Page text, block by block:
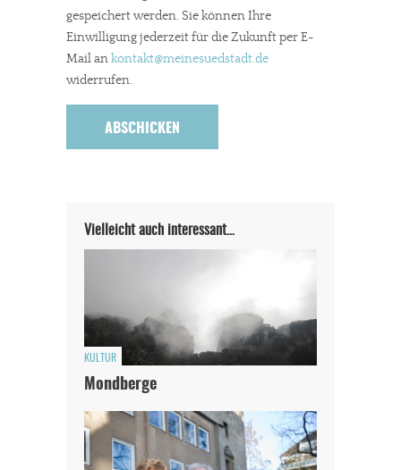
gespeichert werden. Sie können Ihre
Einwilligung jederzeit für die Zukunft per E-
Mail ankontakt@meinesuedstadt.de
widerrufen.
Vielleicht auch interessant…
KULTUR
Mondberge